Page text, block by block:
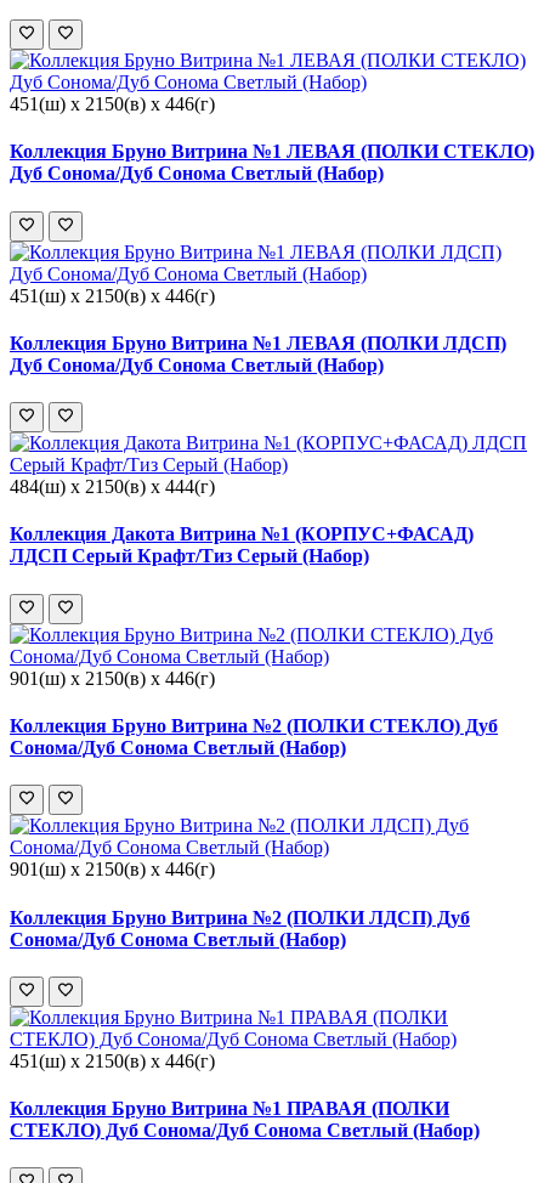
451(ш) x 2150(в) x 446(г)
Коллекция Бруно Витрина №1 ЛЕВАЯ (ПОЛКИ СТЕКЛО)
Дуб Сонома/Дуб Сонома Светлый (Набор)
451(ш) x 2150(в) x 446(г)
Коллекция Бруно Витрина №1 ЛЕВАЯ (ПОЛКИ ЛДСП)
Дуб Сонома/Дуб Сонома Светлый (Набор)
484(ш) x 2150(в) x 444(г)
Коллекция Дакота Витрина №1 (КОРПУС+ФАСАД)
ЛДСП Серый Крафт/Тиз Серый (Набор)
901(ш) x 2150(в) x 446(г)
Коллекция Бруно Витрина №2 (ПОЛКИ СТЕКЛО) Дуб
Сонома/Дуб Сонома Светлый (Набор)
901(ш) x 2150(в) x 446(г)
Коллекция Бруно Витрина №2 (ПОЛКИ ЛДСП) Дуб
Сонома/Дуб Сонома Светлый (Набор)
451(ш) x 2150(в) x 446(г)
Коллекция Бруно Витрина №1 ПРАВАЯ (ПОЛКИ
СТЕКЛО) Дуб Сонома/Дуб Сонома Светлый (Набор)